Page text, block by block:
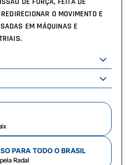
O MOVIMENTO E
EM MÁQUINAS E
PARA TODO O BRASIL
Radal